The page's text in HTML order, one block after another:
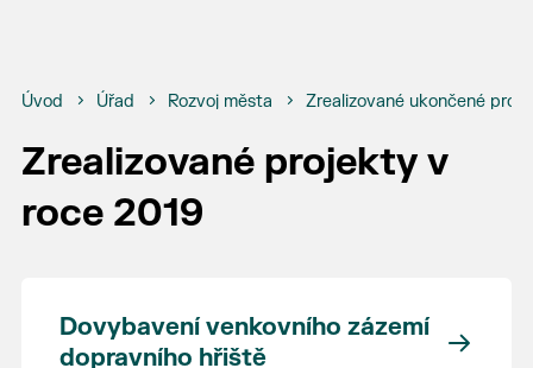
Úvod Úřad Rozvoj města Zrealizované ukončené
Zrealizované projekty v
roce 2019
Dovybavení venkovního zázemí
dopravního hřiště